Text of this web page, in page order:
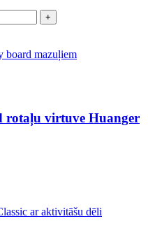
rotaļu virtuve Huanger